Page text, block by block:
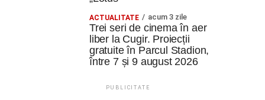
ACTUALITATE acum 3 zile
Trei seri de cinema în aer
liber la Cugir. Proiecții
gratuite în Parcul Stadion,
între 7 și 9 august 2026
PUBLICITATE